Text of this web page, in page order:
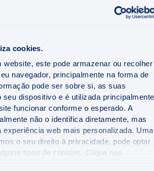
cookies.
website, este pode armazenar ou recolher
navegador, principalmente na forma de
pode ser sobre si, as suas
seu dispositivo e é utilizada principalmente
funcionar conforme o esperado. A
não o identifica diretamente, mas
experiência web mais personalizada. Uma
o seu direito à privacidade, pode optar
tipos de cookies. Clique nas
(dedução de 20%,
de[a)+b) com dedução
a)IVA suportado em fatura:
com manutenção e
automóveis ou
restauração e
de cabeleireiro e institutos
veterinárias (incluindo
medicamentos de uso
35% do IVA suportado dentro